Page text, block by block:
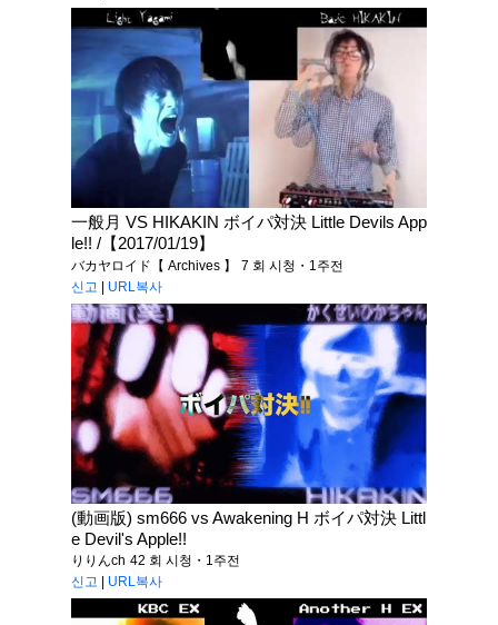
一般月 VS HIKAKIN ボイパ対決 Little Devils App
le!! /【2017/01/19】
バカヤロイド【 Archives 】
7 회 시청・1주전
신고
URL복사
(動画版) sm666 vs Awakening H ボイパ対決 Littl
e Devil's Apple!!
りりんch 42 회 시청・1주전
신고
URL복사